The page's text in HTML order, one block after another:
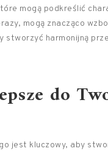
mogą podkreślić
mogą znacząco
harmonijną
do
jest kluczowy, aby